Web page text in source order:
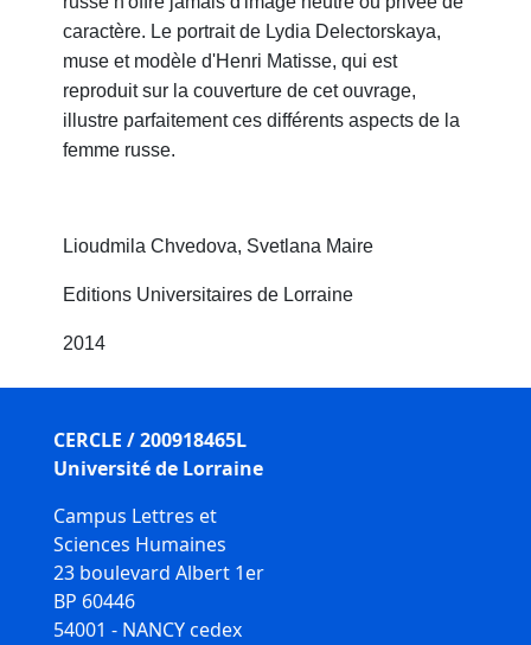
caractère. Le portrait de Lydia Delectorskaya,
muse et modèle d'Henri Matisse, qui est
reproduit sur la couverture de cet ouvrage,
illustre parfaitement ces différents aspects de la
femme russe.
Lioudmila Chvedova, Svetlana Maire
Editions Universitaires de Lorraine
2014
CERCLE / 200918465L
Université de Lorraine
Campus Lettres et
Sciences Humaines
23 boulevard Albert 1er
BP 60446
54001 - NANCY cedex